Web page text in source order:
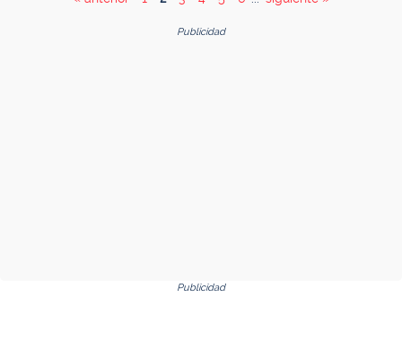
Publicidad
Publicidad